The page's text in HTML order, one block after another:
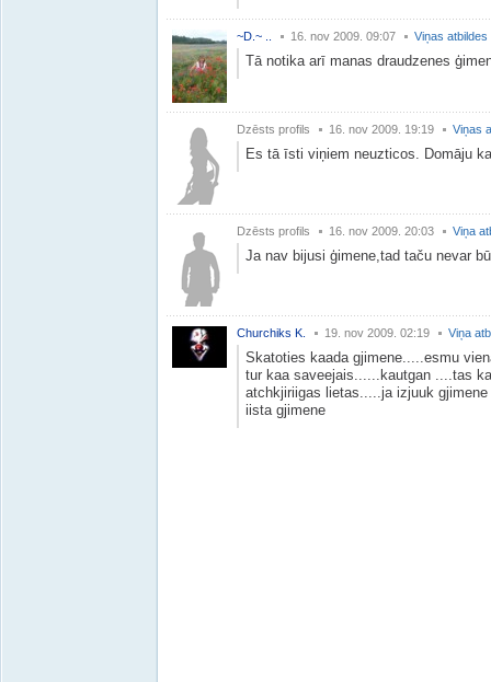
~D.~ .. 16. nov 2009. 09:07 Viņas atbildes
Tā notika arī manas draudzenes
Dzēsts profils 16. nov 2009. 19:19 Viņas
Es tā īsti viņiem neuzticos. Domāju
Dzēsts profils 16. nov 2009. 20:03 Viņa
Ja nav bijusi ģimene,tad taču nevar
Churchiks K. 19. nov 2009. 02:19 Viņa
Skatoties kaada gjimene.....esmu
tur kaa saveejais......kautgan ....tas
atchkjiriigas lietas.....ja izjuuk
iista gjimene